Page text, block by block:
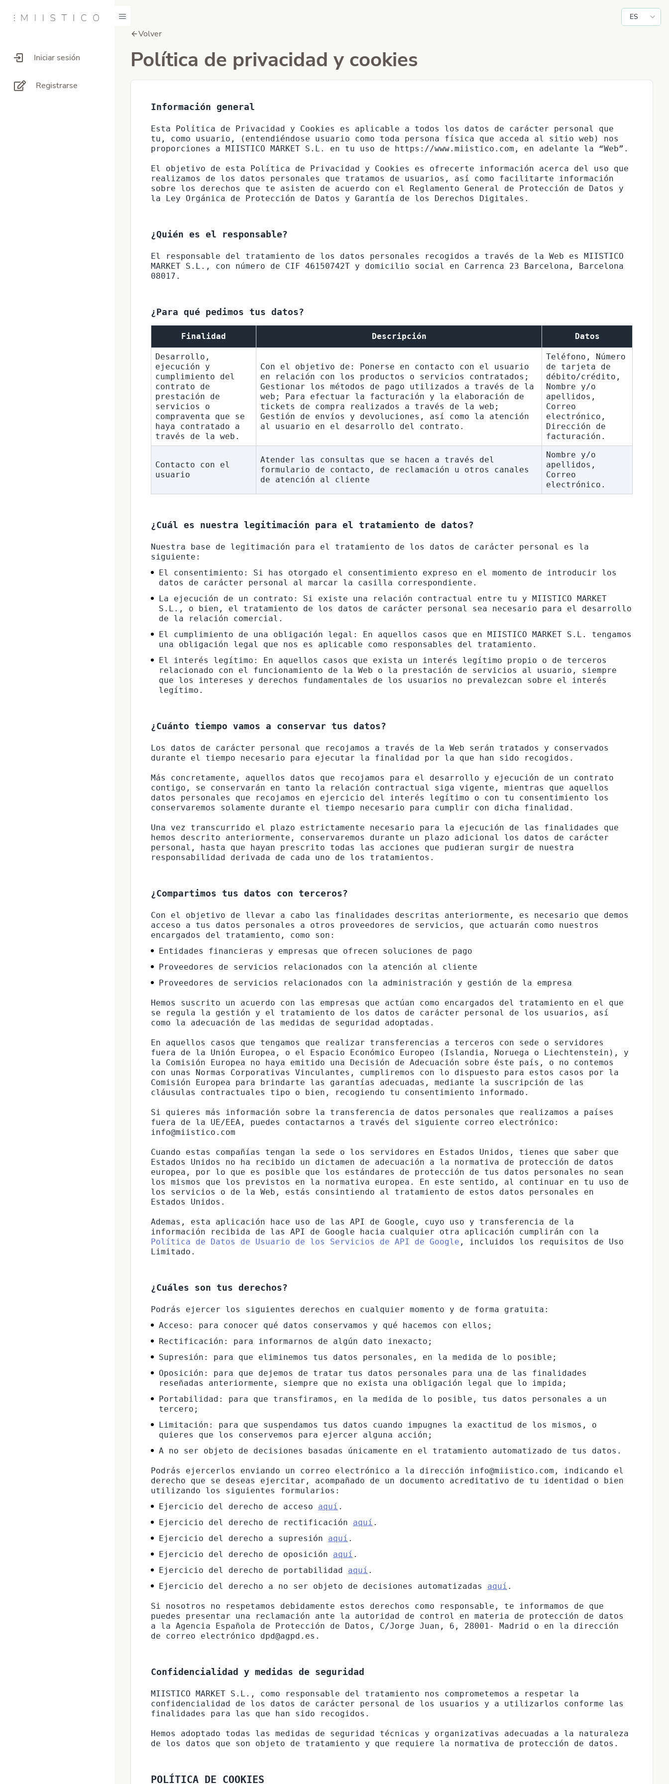
ES
Iniciar sesión
Registrarse
Volver
Política de privacidad y cookies
Información general
Esta Política de Privacidad y Cookies es aplicable a todos los datos de carácter personal que
tu, como usuario, (entendiéndose usuario como toda persona física que acceda al sitio web) nos
proporciones a MIISTICO MARKET S.L. en tu uso de https://www.miistico.com, en adelante la “Web”.
El objetivo de esta Política de Privacidad y Cookies es ofrecerte información acerca del uso que
realizamos de los datos personales que tratamos de usuarios, así como facilitarte información
sobre los derechos que te asisten de acuerdo con el Reglamento General de Protección de Datos y
¿Quién es el responsable?
El responsable del tratamiento de los datos personales recogidos a través de la Web es MIISTICO
MARKET S.L., con número de CIF 46150742T y domicilio social en Carrenca 23 Barcelona, Barcelona
08017.
¿Para qué pedimos tus datos?
Finalidad Descripción Datos
Desarrollo,
ejecución y
cumplimiento del
contrato de
prestación de
servicios o
compraventa que se
haya contratado a
través de la web.
Con el objetivo de: Ponerse en contacto con el usuario
en relación con los productos o servicios contratados;
Gestionar los métodos de pago utilizados a través de la
web; Para efectuar la facturación y la elaboración de
tickets de compra realizados a través de la web;
Gestión de envíos y devoluciones, así como la atención
al usuario en el desarrollo del contrato.
Teléfono, Número
de tarjeta de
débito/crédito,
Nombre y/o
apellidos,
Correo
electrónico,
Dirección de
facturación.
Contacto con el
usuario
Atender las consultas que se hacen a través del
formulario de contacto, de reclamación u otros canales
de atención al cliente
Nombre y/o
apellidos,
Correo
electrónico.
¿Cuál es nuestra legitimación para el tratamiento de datos?
Nuestra base de legitimación para el tratamiento de los datos de carácter personal es la
El consentimiento: Si has otorgado el consentimiento expreso en el momento de introducir los
datos de carácter personal al marcar la casilla correspondiente.
La ejecución de un contrato: Si existe una relación contractual entre tu y MIISTICO MARKET
S.L., o bien, el tratamiento de los datos de carácter personal sea necesario para el desarrollo
de la relación comercial.
El cumplimiento de una obligación legal: En aquellos casos que en MIISTICO MARKET S.L. tengamos
una obligación legal que nos es aplicable como responsables del tratamiento.
El interés legítimo: En aquellos casos que exista un interés legítimo propio o de terceros
relacionado con el funcionamiento de la Web o la prestación de servicios al usuario, siempre
que los intereses y derechos fundamentales de los usuarios no prevalezcan sobre el interés
legítimo.
¿Cuánto tiempo vamos a conservar tus datos?
Los datos de carácter personal que recojamos a través de la Web serán tratados y conservados
durante el tiempo necesario para ejecutar la finalidad por la que han sido recogidos.
Más concretamente, aquellos datos que recojamos para el desarrollo y ejecución de un contrato
contigo, se conservarán en tanto la relación contractual siga vigente, mientras que aquellos
datos personales que recojamos en ejercicio del interés legítimo o con tu consentimiento los
conservaremos solamente durante el tiempo necesario para cumplir con dicha finalidad.
Una vez transcurrido el plazo estrictamente necesario para la ejecución de las finalidades que
hemos descrito anteriormente, conservaremos durante un plazo adicional los datos de carácter
personal, hasta que hayan prescrito todas las acciones que pudieran surgir de nuestra
¿Compartimos tus datos con terceros?
Con el objetivo de llevar a cabo las finalidades descritas anteriormente, es necesario que demos
acceso a tus datos personales a otros proveedores de servicios, que actuarán como nuestros
Entidades financieras y empresas que ofrecen soluciones de pago
Proveedores de servicios relacionados con la atención al cliente
Proveedores de servicios relacionados con la administración y gestión de la empresa
Hemos suscrito un acuerdo con las empresas que actúan como encargados del tratamiento en el que
se regula la gestión y el tratamiento de los datos de carácter personal de los usuarios, así
como la adecuación de las medidas de seguridad adoptadas.
En aquellos casos que tengamos que realizar transferencias a terceros con sede o servidores
fuera de la Unión Europea, o el Espacio Económico Europeo (Islandia, Noruega o Liechtenstein), y
la Comisión Europea no haya emitido una Decisión de Adecuación sobre éste país, o no contemos
con unas Normas Corporativas Vinculantes, cumpliremos con lo dispuesto para estos casos por la
Comisión Europea para brindarte las garantías adecuadas, mediante la suscripción de las
cláusulas contractuales tipo o bien, recogiendo tu consentimiento informado.
Si quieres más información sobre la transferencia de datos personales que realizamos a países
fuera de la UE/EEA, puedes contactarnos a través del siguiente correo electrónico:
info@miistico.com
Cuando estas compañías tengan la sede o los servidores en Estados Unidos, tienes que saber que
Estados Unidos no ha recibido un dictamen de adecuación a la normativa de protección de datos
europea, por lo que es posible que los estándares de protección de tus datos personales no sean
los mismos que los previstos en la normativa europea. En este sentido, al continuar en tu uso de
los servicios o de la Web, estás consintiendo al tratamiento de estos datos personales en
Estados Unidos.
Ademas, esta aplicación hace uso de las API de Google, cuyo uso y transferencia de la
información recibida de las API de Google hacia cualquier otra aplicación cumplirán con la
Política de Datos de Usuario de los Servicios de API de Google , incluidos los requisitos de Uso
Limitado.
¿Cuáles son tus derechos?
Acceso: para conocer qué datos conservamos y qué hacemos con ellos;
Rectificación: para informarnos de algún dato inexacto;
Supresión: para que eliminemos tus datos personales, en la medida de lo posible;
Oposición: para que dejemos de tratar tus datos personales para una de las finalidades
reseñadas anteriormente, siempre que no exista una obligación legal que lo impida;
Portabilidad: para que transfiramos, en la medida de lo posible, tus datos personales a un
tercero;
Limitación: para que suspendamos tus datos cuando impugnes la exactitud de los mismos, o
quieres que los conservemos para ejercer alguna acción;
A no ser objeto de decisiones basadas únicamente en el tratamiento automatizado de tus datos.
Podrás ejercerlos enviando un correo electrónico a la dirección info@miistico.com, indicando el
derecho que se deseas ejercitar, acompañado de un documento acreditativo de tu identidad o bien
Ejercicio del derecho de acceso
aquí .
Ejercicio del derecho de rectificación
aquí .
Ejercicio del derecho a supresión
aquí .
Ejercicio del derecho de oposición
aquí .
Ejercicio del derecho de portabilidad
aquí .
Ejercicio del derecho a no ser objeto de decisiones automatizadas
aquí .
Si nosotros no respetamos debidamente estos derechos como responsable, te informamos de que
puedes presentar una reclamación ante la autoridad de control en materia de protección de datos
a la Agencia Española de Protección de Datos, C/Jorge Juan, 6, 28001- Madrid o en la dirección
Confidencialidad y medidas de seguridad
MIISTICO MARKET S.L., como responsable del tratamiento nos comprometemos a respetar la
confidencialidad de los datos de carácter personal de los usuarios y a utilizarlos conforme las
finalidades para las que han sido recogidos.
Hemos adoptado todas las medidas de seguridad técnicas y organizativas adecuadas a la naturaleza
POLÍTICA DE COOKIES